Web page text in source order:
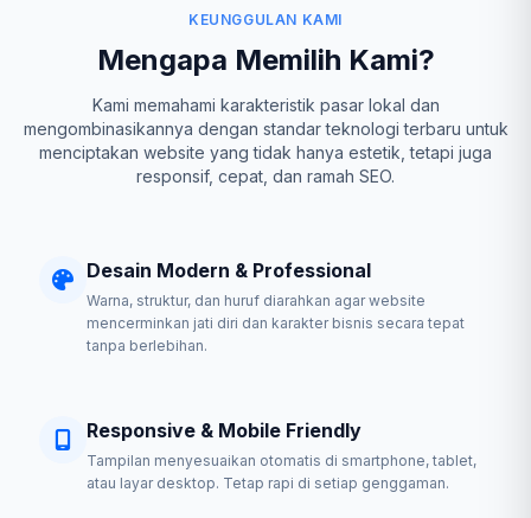
KEUNGGULAN KAMI
Mengapa Memilih Kami?
Kami memahami karakteristik pasar lokal dan
mengombinasikannya dengan standar teknologi terbaru untuk
menciptakan website yang tidak hanya estetik, tetapi juga
responsif, cepat, dan ramah SEO.
Desain Modern & Professional
Warna, struktur, dan huruf diarahkan agar website
mencerminkan jati diri dan karakter bisnis secara tepat
tanpa berlebihan.
Responsive & Mobile Friendly
Tampilan menyesuaikan otomatis di smartphone, tablet,
atau layar desktop. Tetap rapi di setiap genggaman.